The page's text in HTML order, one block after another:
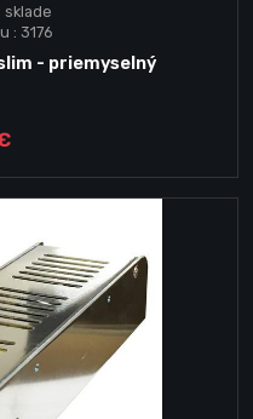
sklade
: 3176
- priemyselný